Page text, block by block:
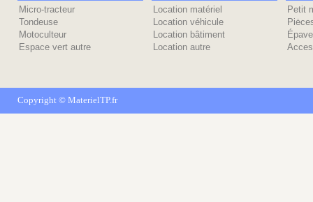
Micro-tracteur
Tondeuse
Motoculteur
Espace vert autre
Location matériel
Location véhicule
Location bâtiment
Location autre
Petit
Épave
Copyright © MaterielTP.fr